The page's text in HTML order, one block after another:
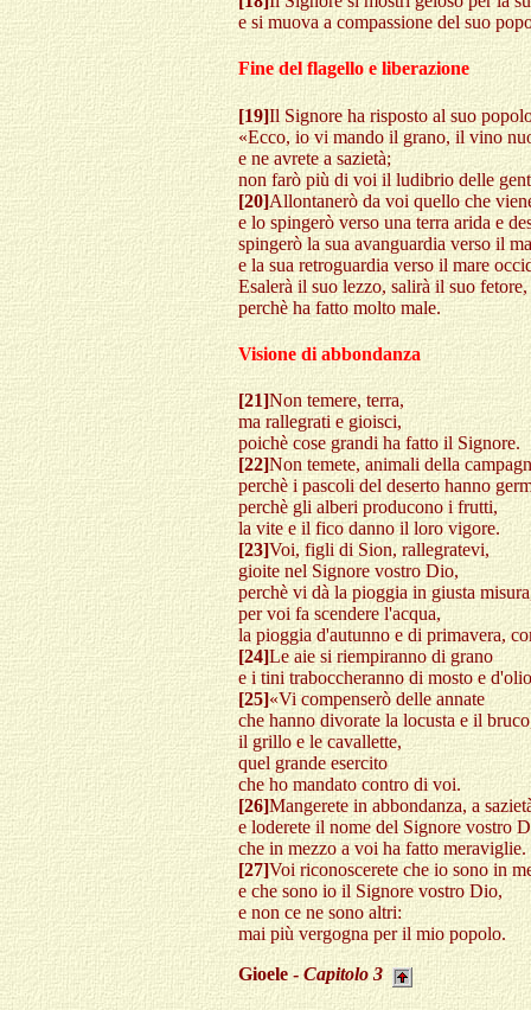
e si muova a compassione del suo
Fine del flagello e liberazione
[19]Il Signore ha risposto al suo
«Ecco, io vi mando il grano, il vino
e ne avrete a sazietà;
non farò più di voi il ludibrio delle
[20]Allontanerò da voi quello che
e lo spingerò verso una terra arida e
spingerò la sua avanguardia verso il
e la sua retroguardia verso il mare
Esalerà il suo lezzo, salirà il suo fetore,
perchè ha fatto molto male.
Visione di abbondanza
[21]Non temere, terra,
ma rallegrati e gioisci,
poichè cose grandi ha fatto il Signore.
[22]Non temete, animali della
perchè i pascoli del deserto hanno
perchè gli alberi producono i frutti,
la vite e il fico danno il loro vigore.
[23]Voi, figli di Sion, rallegratevi,
gioite nel Signore vostro Dio,
perchè vi dà la pioggia in giusta
per voi fa scendere l'acqua,
la pioggia d'autunno e di primavera,
[24]Le aie si riempiranno di grano
e i tini traboccheranno di mosto e
[25]«Vi compenserò delle annate
che hanno divorate la locusta e il
il grillo e le cavallette,
quel grande esercito
che ho mandato contro di voi.
[26]Mangerete in abbondanza, a
e loderete il nome del Signore vostro
che in mezzo a voi ha fatto meraviglie.
[27]Voi riconoscerete che io sono in
e che sono io il Signore vostro Dio,
e non ce ne sono altri:
mai più vergogna per il mio popolo.
Gioele -Capitolo 3